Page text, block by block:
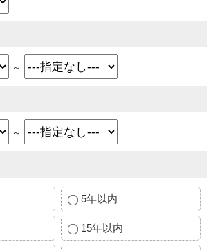
～
～
5年以内
15年以内